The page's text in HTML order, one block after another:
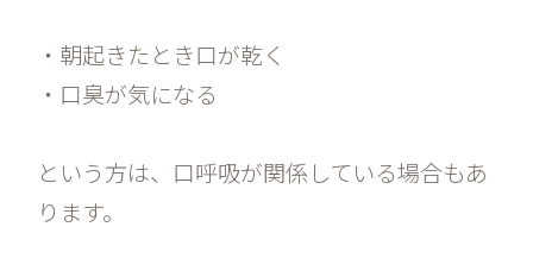
・朝起きたとき口が乾く
・口臭が気になる
という方は、口呼吸が関係している場合もあ
ります。